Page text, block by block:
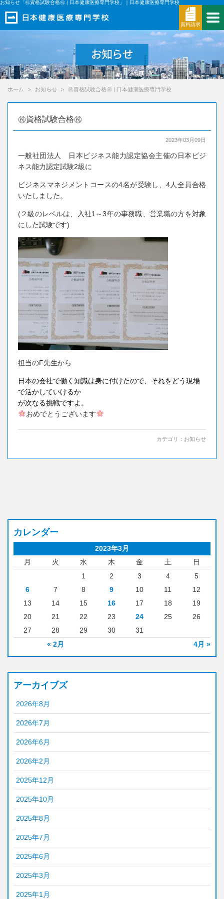
お知らせ「㊗資格試験合格㊗ | 日本健康医療専門学校」｜日本健康医療専門学校
資料請求
ホーム お知らせ ㊗資格試験合格㊗ | 日本健康医療専門学校
㊗資格試験合格㊗
2023年03月09日
一般社団法人 日本ビジネス能力認定協会主催の日本ビジ
ネス能力認定試験2級に
ビジネスマネジメントコースの4名が受験し、4人全員合格
いたしました。
(２級のレベルは、入社1～3年の事務職、営業職の方を対象
にした試験です)
担当のF先生から
日本の会社で働く知識は身に付けたので、それをどう現場
で活かしていけるか
が次なる挑戦ですよ。
おめでとうございます
カテゴリ： お知らせ
カレンダー
2023年3月
月
火 水 木 金 土 日
« 2月 4月 »
1 2 3 4
5
6
7 8 9 10 11
12
13
14 15 16 17 18
19
20
21 22 23 24 25
26
27
28 29 30 31
アーカイブズ
2026年8月
2026年7月
2026年6月
2026年2月
2025年12月
2025年10月
2025年8月
2025年7月
2025年6月
2025年3月
2025年1月